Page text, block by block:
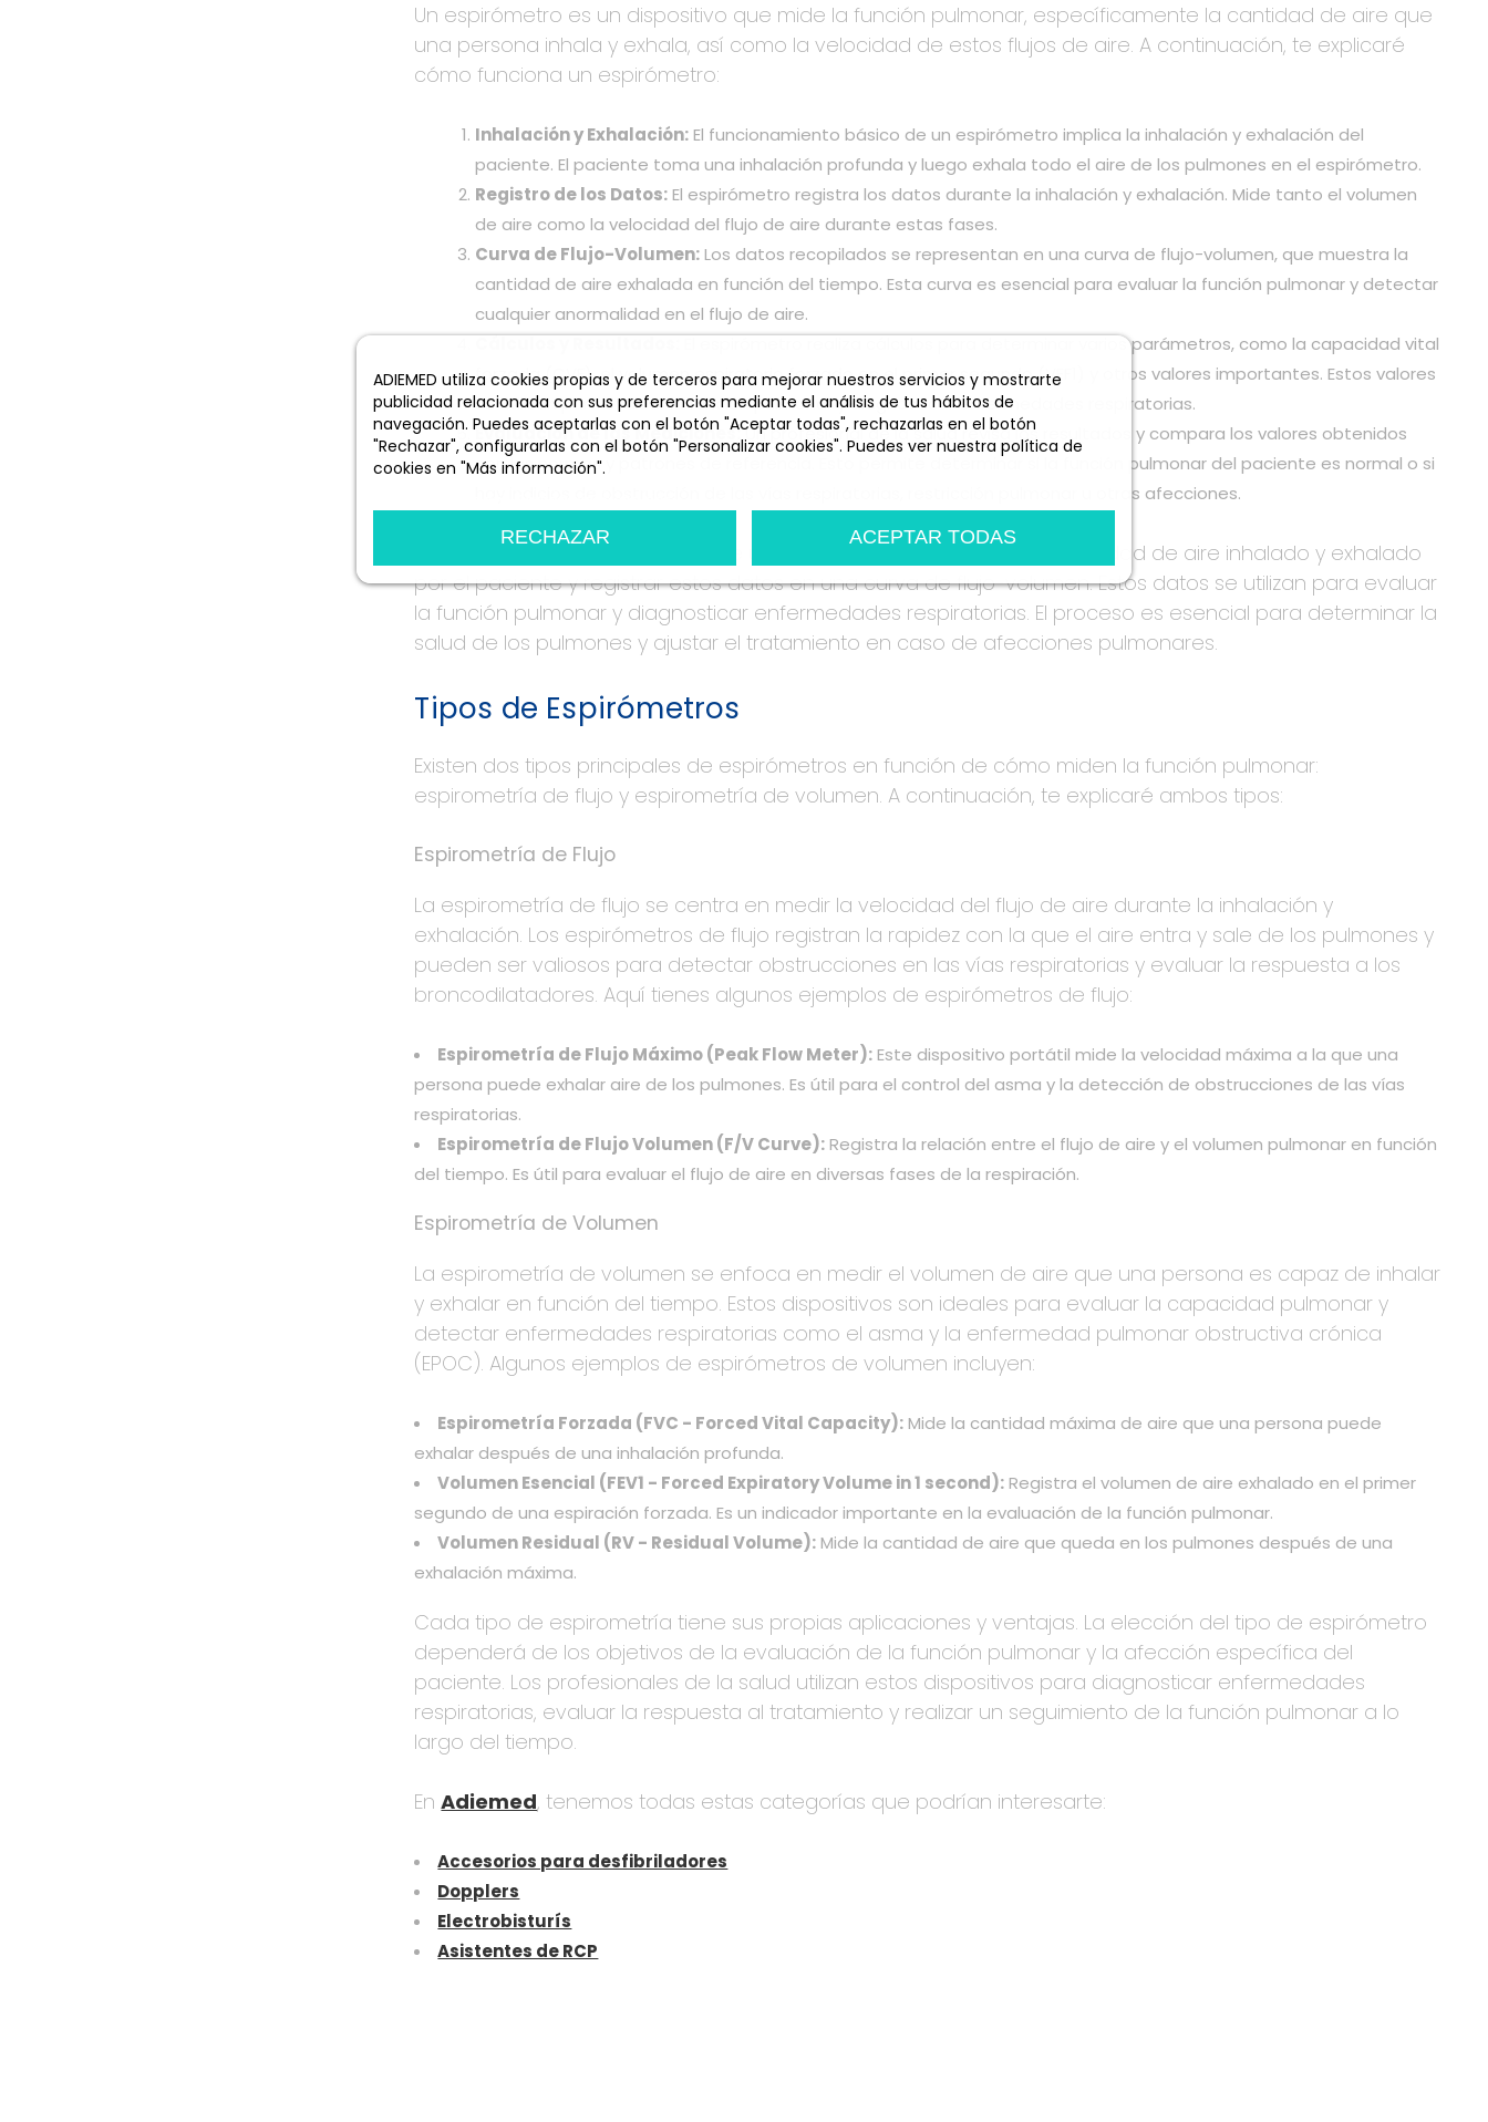
ADIEMED utiliza cookies propias y de terceros para mejorar nuestros servicios y mostrarte
publicidad relacionada con sus preferencias mediante el análisis de tus hábitos de
navegación. Puedes aceptarlas con el botón "Aceptar todas", rechazarlas en el botón
"Rechazar", configurarlas con el botón "Personalizar cookies". Puedes ver nuestra política de
cookies en "Más información".
RECHAZAR
ACEPTAR TODAS
Un espirómetro es un dispositivo que mide la función pulmonar, específicamente la cantidad de aire que
una persona inhala y exhala, así como la velocidad de estos flujos de aire. A continuación, te explicaré
cómo funciona un espirómetro:
Inhalación y Exhalación:El funcionamiento básico de un espirómetro implica la inhalación y exhalación del
paciente. El paciente toma una inhalación profunda y luego exhala todo el aire de los pulmones en el espirómetro.
Registro de los Datos:El espirómetro registra los datos durante la inhalación y exhalación. Mide tanto el volumen
de aire como la velocidad del flujo de aire durante estas fases.
Curva de Flujo-Volumen:Los datos recopilados se representan en una curva de flujo-volumen, que muestra la
cantidad de aire exhalada en función del tiempo. Esta curva es esencial para evaluar la función pulmonar y detectar
cualquier anormalidad en el flujo de aire.
El espirómetro realiza cálculos para determinar varios parámetros, como la capacidad vital
forzada (CVF), el volumen espiratorio forzado en el primer segundo (VEF1) y otros valores importantes. Estos valores
se utilizan para evaluar la función pulmonar y diagnosticar enfermedades respiratorias.
Evaluación de las Mediciones:Un profesional de la salud revisa los resultados y compara los valores obtenidos
con las normas y patrones de referencia. Esto permite determinar si la función pulmonar del paciente es normal o si
hay indicios de obstrucción de las vías respiratorias, restricción pulmonar u otras afecciones.
En resumen, el funcionamiento de un espirómetro implica medir la cantidad de aire inhalado y exhalado
por el paciente y registrar estos datos en una curva de flujo-volumen. Estos datos se utilizan para evaluar
la función pulmonar y diagnosticar enfermedades respiratorias. El proceso es esencial para determinar la
salud de los pulmones y ajustar el tratamiento en caso de afecciones pulmonares.
Tipos de Espirómetros
Existen dos tipos principales de espirómetros en función de cómo miden la función pulmonar:
espirometría de flujo y espirometría de volumen. A continuación, te explicaré ambos tipos:
Espirometría de Flujo
La espirometría de flujo se centra en medir la velocidad del flujo de aire durante la inhalación y
exhalación. Los espirómetros de flujo registran la rapidez con la que el aire entra y sale de los pulmones y
pueden ser valiosos para detectar obstrucciones en las vías respiratorias y evaluar la respuesta a los
broncodilatadores. Aquí tienes algunos ejemplos de espirómetros de flujo:
Espirometría de Flujo Máximo (Peak Flow Meter):Este dispositivo portátil mide la velocidad máxima a la que una
persona puede exhalar aire de los pulmones. Es útil para el control del asma y la detección de obstrucciones de las vías
respiratorias.
Espirometría de Flujo Volumen (F/V Curve):Registra la relación entre el flujo de aire y el volumen pulmonar en función
del tiempo. Es útil para evaluar el flujo de aire en diversas fases de la respiración.
Espirometría de Volumen
La espirometría de volumen se enfoca en medir el volumen de aire que una persona es capaz de inhalar
y exhalar en función del tiempo. Estos dispositivos son ideales para evaluar la capacidad pulmonar y
detectar enfermedades respiratorias como el asma y la enfermedad pulmonar obstructiva crónica
(EPOC). Algunos ejemplos de espirómetros de volumen incluyen:
Espirometría Forzada (FVC - Forced Vital Capacity):Mide la cantidad máxima de aire que una persona puede
exhalar después de una inhalación profunda.
Volumen Esencial (FEV1 - Forced Expiratory Volume in 1 second):Registra el volumen de aire exhalado en el primer
segundo de una espiración forzada. Es un indicador importante en la evaluación de la función pulmonar.
Volumen Residual (RV - Residual Volume):Mide la cantidad de aire que queda en los pulmones después de una
exhalación máxima.
Cada tipo de espirometría tiene sus propias aplicaciones y ventajas. La elección del tipo de espirómetro
dependerá de los objetivos de la evaluación de la función pulmonar y la afección específica del
paciente. Los profesionales de la salud utilizan estos dispositivos para diagnosticar enfermedades
respiratorias, evaluar la respuesta al tratamiento y realizar un seguimiento de la función pulmonar a lo
largo del tiempo.
EnAdiemed, tenemos todas estas categorías que podrían interesarte:
Accesorios para desfibriladores
Dopplers
Electrobisturís
Asistentes de RCP